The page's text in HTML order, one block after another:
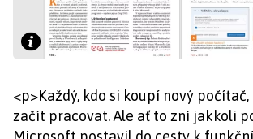
<p>Každý, kdo si koupí nový
začít pracovat. Ale ať to zní jakkoli